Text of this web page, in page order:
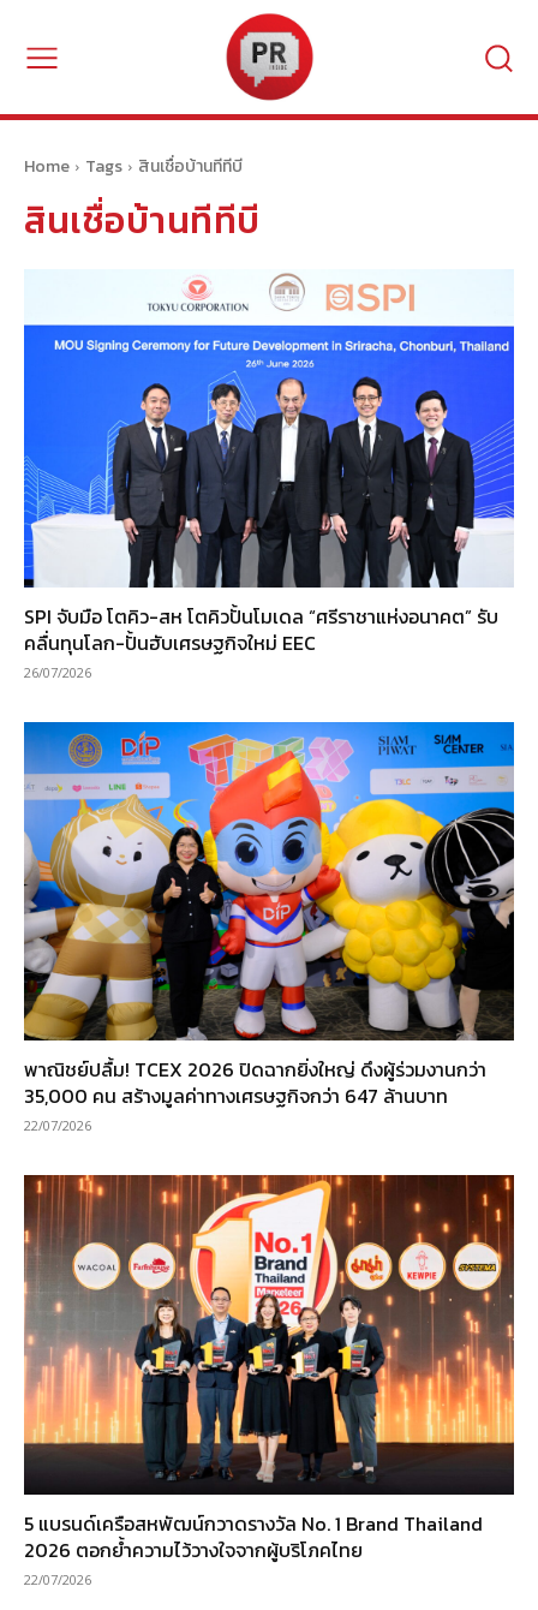
Home Tags สินเชื่อบ้านทีทีบี
สินเชื่อบ้านทีทีบี
SPI จับมือ โตคิว-สห โตคิวปั้นโมเดล “ศรีราชาแห่งอนาคต” รับ
คลื่นทุนโลก-ปั้นฮับเศรษฐกิจใหม่ EEC
26/07/2026
พาณิชย์ปลื้ม! TCEX 2026 ปิดฉากยิ่งใหญ่ ดึงผู้ร่วมงานกว่า
35,000 คน สร้างมูลค่าทางเศรษฐกิจกว่า 647 ล้านบาท
22/07/2026
5 แบรนด์เครือสหพัฒน์กวาดรางวัล No. 1 Brand Thailand
2026 ตอกย้ำความไว้วางใจจากผู้บริโภคไทย
22/07/2026